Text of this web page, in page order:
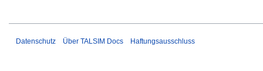
Datenschutz Über TALSIM Docs Haftungsausschluss